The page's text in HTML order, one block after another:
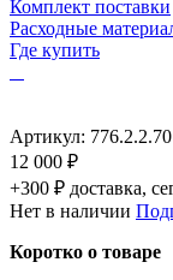
Комплект поставки
Расходные
Где купить
Артикул: 776.2.2.70
12 000 ₽
+300 ₽ доставка,
Нет в наличии
Коротко о товаре